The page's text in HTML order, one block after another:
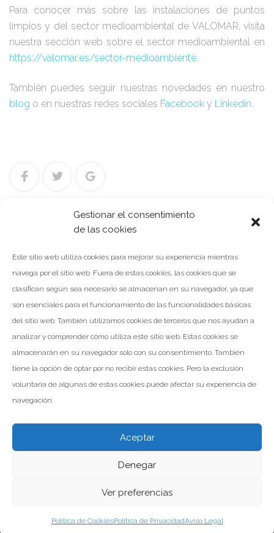
Gestionar el consentimiento
de las cookies
Este sitio web utiliza cookies para mejorar su experiencia mientras
navega por el sitio web. Fuera de estas cookies, las cookies que se
clasifican según sea necesario se almacenan en su navegador, ya que
son esenciales para el funcionamiento de las funcionalidades básicas
del sitio web. También utilizamos cookies de terceros que nos ayudan a
analizar y comprender cómo utiliza este sitio web. Estas cookies se
almacenarán en su navegador solo con su consentimiento. También
tiene la opción de optar por no recibir estas cookies. Pero la exclusión
voluntaria de algunas de estas cookies puede afectar su experiencia de
navegación.
Aceptar
Denegar
Ver preferencias
Política de CookiesPolítica de PrivacidadAviso Legal
Para conocer más sobre las instalaciones de puntos
limpios y del sector medioambiental de VALOMAR, visita
nuestra sección web sobre el sector medioambiental en
https://valomar.es/sector-medioambiente.
También puedes seguir nuestras novedades en nuestro
blog o en nuestras redes sociales Facebook y Linkedin.
de
entradas
NOTICIA ANTERIOR
NOTICIA SIGUIENTE
Política de Privacidad
FacebookInstagramLinkedin